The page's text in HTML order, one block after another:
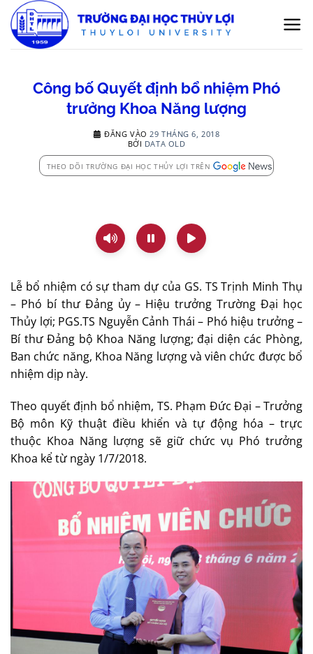
qua
nội
Công bố Quyết định bổ nhiệm Phó
trưởng Khoa Năng lượng
ĐĂNG VÀO 29 THÁNG 6, 2018
BỞI DATA OLD
THEO DÕI TRƯỜNG ĐẠI HỌC THỦY LỢI TRÊN
Lễ bổ nhiệm có sự tham dự của GS. TS Trịnh Minh Thụ
– Phó bí thư Đảng ủy – Hiệu trưởng Trường Đại học
Thủy lợi; PGS.TS Nguyễn Cảnh Thái – Phó hiệu trưởng –
Bí thư Đảng bộ Khoa Năng lượng; đại diện các Phòng,
Ban chức năng, Khoa Năng lượng và viên chức được bổ
nhiệm dịp này.
Theo quyết định bổ nhiệm, TS. Phạm Đức Đại – Trưởng
Bộ môn Kỹ thuật điều khiển và tự động hóa – trực
thuộc Khoa Năng lượng sẽ giữ chức vụ Phó trưởng
Khoa kể từ ngày 1/7/2018.